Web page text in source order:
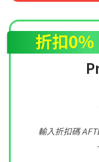
折扣0%
輸入折扣碼